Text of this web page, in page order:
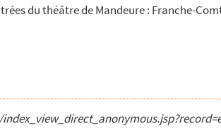
du théâtre de Mandeure : Franche-